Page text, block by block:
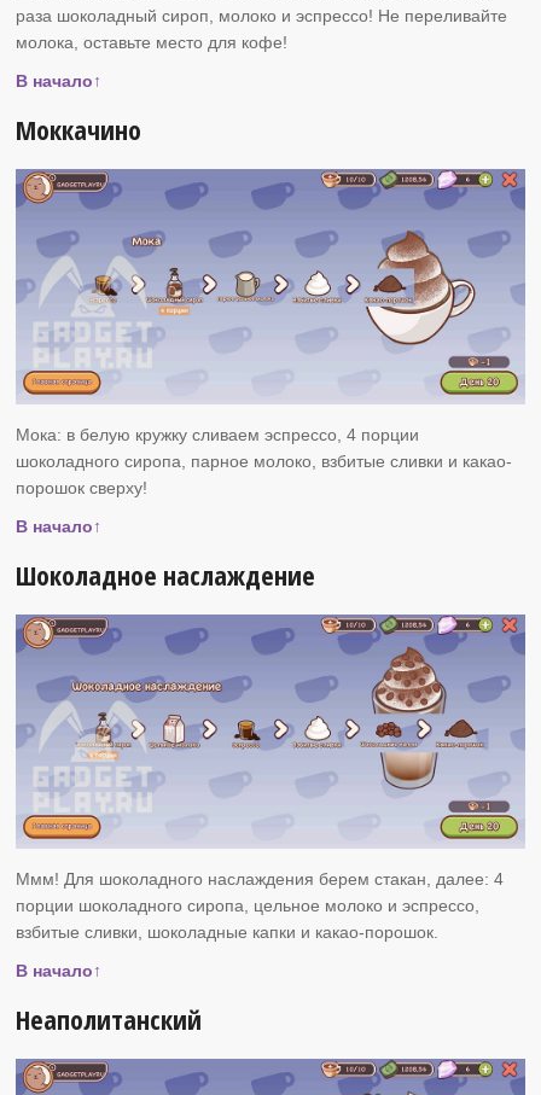
раза шоколадный сироп, молоко и эспрессо! Не переливайте
молока, оставьте место для кофе!
В начало↑
Моккачино
Мока: в белую кружку сливаем эспрессо, 4 порции
шоколадного сиропа, парное молоко, взбитые сливки и какао-
порошок сверху!
В начало↑
Шоколадное наслаждение
Ммм! Для шоколадного наслаждения берем стакан, далее: 4
порции шоколадного сиропа, цельное молоко и эспрессо,
взбитые сливки, шоколадные капки и какао-порошок.
В начало↑
Неаполитанский